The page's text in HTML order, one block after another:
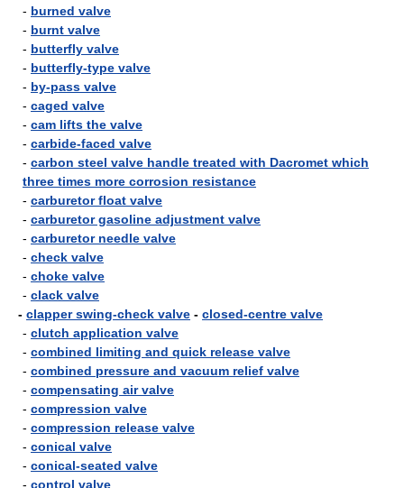
- burned valve
- burnt valve
- butterfly valve
- butterfly-type valve
- by-pass valve
- caged valve
- cam lifts the valve
- carbide-faced valve
- carbon steel valve handle treated with Dacromet which
three times more corrosion resistance
- carburetor float valve
- carburetor gasoline adjustment valve
- carburetor needle valve
- check valve
- choke valve
- clack valve
- clapper swing-check valve - closed-centre valve
- clutch application valve
- combined limiting and quick release valve
- combined pressure and vacuum relief valve
- compensating air valve
- compression valve
- compression release valve
- conical valve
- conical-seated valve
- control valve